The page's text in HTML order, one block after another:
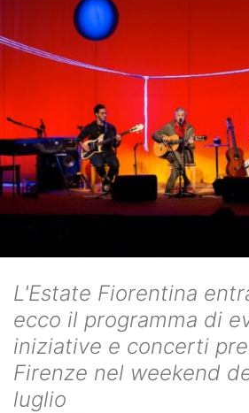
L'Estate Fiorentina
ecco il programma di
iniziative e concerti
Firenze nel weekend
luglio